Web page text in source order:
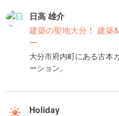
日高 雄介
建築の聖地大分！ 建築
ー
大分市府内町にある古本
ーション。
Holiday